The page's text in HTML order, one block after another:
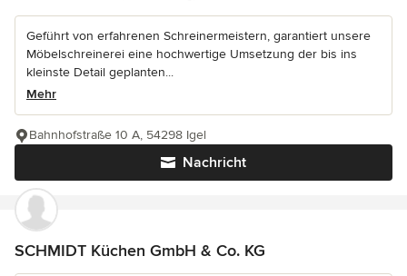
Geführt von erfahrenen Schreinermeistern, garantiert unsere
Möbelschreinerei eine hochwertige Umsetzung der bis ins
kleinste Detail geplanten...
Mehr
Nachricht
Bahnhofstraße 10 A, 54298 Igel
SCHMIDT Küchen GmbH & Co. KG